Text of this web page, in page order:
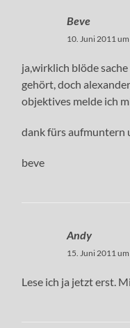
Beve
10. Juni 2011
ja,wirklich blöde
gehört, doch
objektives melde ich
dank fürs aufmuntern
beve
Andy
15. Juni 2011
Lese ich ja jetzt erst.